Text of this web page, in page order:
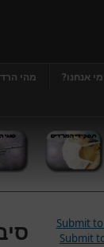
מי אנחנו? מהי